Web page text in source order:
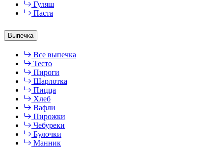
Гуляш
Паста
Выпечка
Все выпечка
Тесто
Пироги
Шарлотка
Пицца
Хлеб
Вафли
Пирожки
Чебуреки
Булочки
Манник